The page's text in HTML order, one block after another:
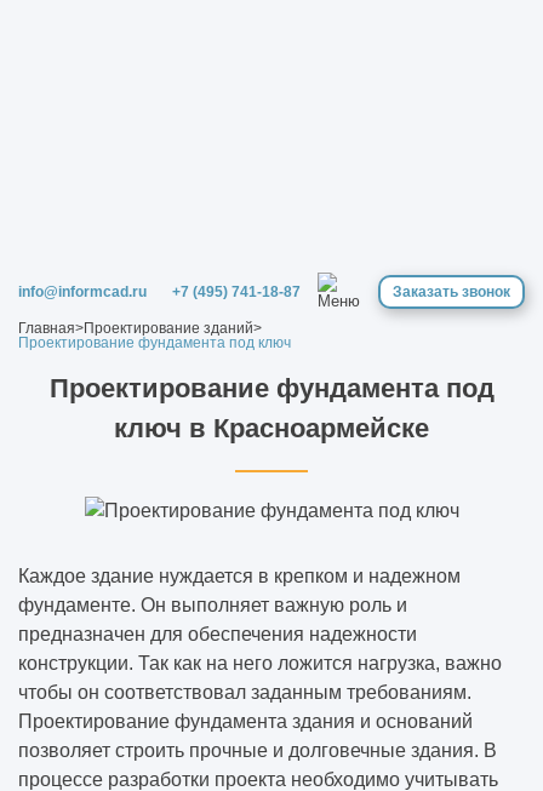
info@informcad.ru +7 (495) 741-18-87 Заказать звонок
Главная>Проектирование зданий>
Проектирование фундамента под ключ
Проектирование фундамента под
ключ в Красноармейске
Каждое здание нуждается в крепком и надежном
фундаменте. Он выполняет важную роль и
предназначен для обеспечения надежности
конструкции. Так как на него ложится нагрузка, важно
чтобы он соответствовал заданным требованиям.
Проектирование фундамента здания и оснований
позволяет строить прочные и долговечные здания. В
процессе разработки проекта необходимо учитывать